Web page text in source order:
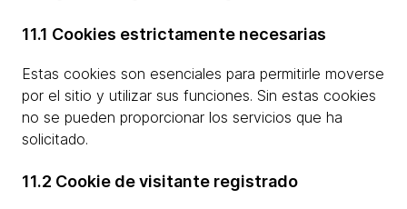
11.1 Cookies estrictamente necesarias
Estas cookies son esenciales para permitirle moverse
por el sitio y utilizar sus funciones. Sin estas cookies
no se pueden proporcionar los servicios que ha
solicitado.
11.2 Cookie de visitante registrado